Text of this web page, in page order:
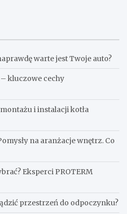
warte jest Twoje auto?
kluczowe cechy
i instalacji kotła
na aranżacje wnętrz. Co
Eksperci PROTERM
przestrzeń do odpoczynku?